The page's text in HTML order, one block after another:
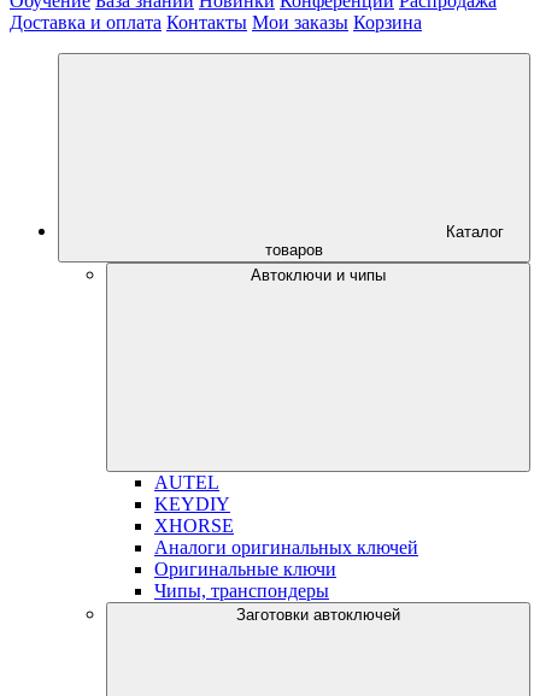
Доставка и оплата Контакты Мои заказы Корзина
Каталог
товаров
Автоключи и чипы
AUTEL
KEYDIY
XHORSE
Аналоги оригинальных ключей
Оригинальные ключи
Чипы, транспондеры
Заготовки автоключей